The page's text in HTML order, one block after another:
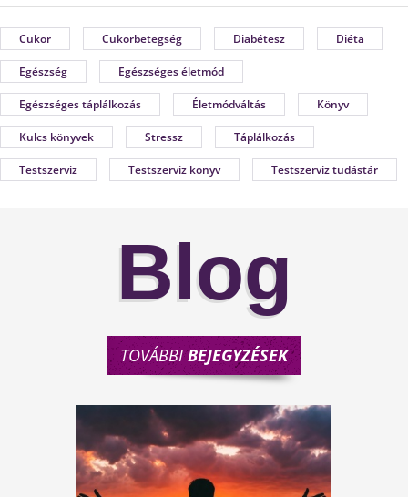
Cukor Cukorbetegség Diabétesz Diéta
Egészség Egészséges életmód
Egészséges táplálkozás Életmódváltás Könyv
Kulcs könyvek Stressz Táplálkozás
Testszerviz Testszerviz könyv Testszerviz tudástár
Blog
TOVÁBBIBEJEGYZÉSEK